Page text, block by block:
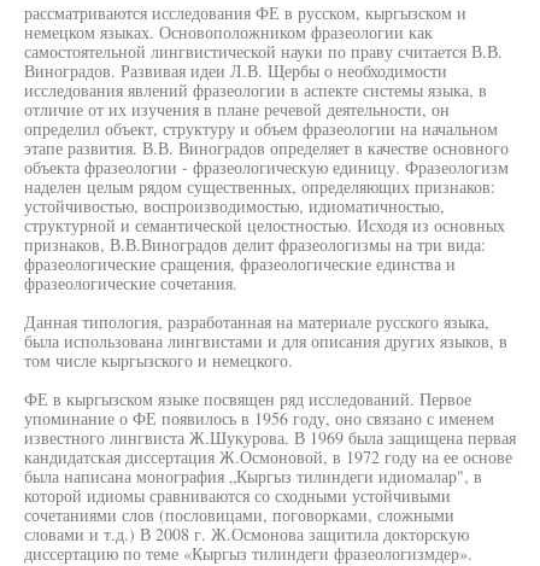
рассматриваются исследования ФЕ в русском, кыргызском и
немецком языках. Основоположником фразеологии как
самостоятельной лингвистической науки по праву считается В.В.
Виноградов. Развивая идеи Л.В. Щербы о необходимости
исследования явлений фразеологии в аспекте системы языка, в
отличие от их изучения в плане речевой деятельности, он
определил объект, структуру и объем фразеологии на начальном
этапе развития. В.В. Виноградов определяет в качестве основного
объекта фразеологии - фразеологическую единицу. Фразеологизм
наделен целым рядом существенных, определяющих признаков:
устойчивостью, воспроизводимостью, идиоматичностыо,
структурной и семантической целостностью. Исходя из основных
признаков, В.В.Виноградов делит фразеологизмы на три вида:
фразеологические сращения, фразеологические единства и
фразеологические сочетания.
Данная типология, разработанная на материале русского языка,
была использована лингвистами и для описания других языков, в
том числе кыргызского и немецкого.
ФЕ в кыргызском языке посвящен ряд исследований. Первое
упоминание о ФЕ появилось в 1956 году, оно связано с именем
известного лингвиста Ж.Шукурова. В 1969 была защищена первая
кандидатская диссертация Ж.Осмоновой, в 1972 году на ее основе
была написана монография „Кыргыз тилиндеги идиомалар", в
которой идиомы сравниваются со сходными устойчивыми
сочетаниями слов (пословицами, поговорками, сложными
словами и т.д.) В 2008 г. Ж.Осмонова защитила докторскую
диссертацию по теме «Кыргыз тилиндеги фразеологизмдер».